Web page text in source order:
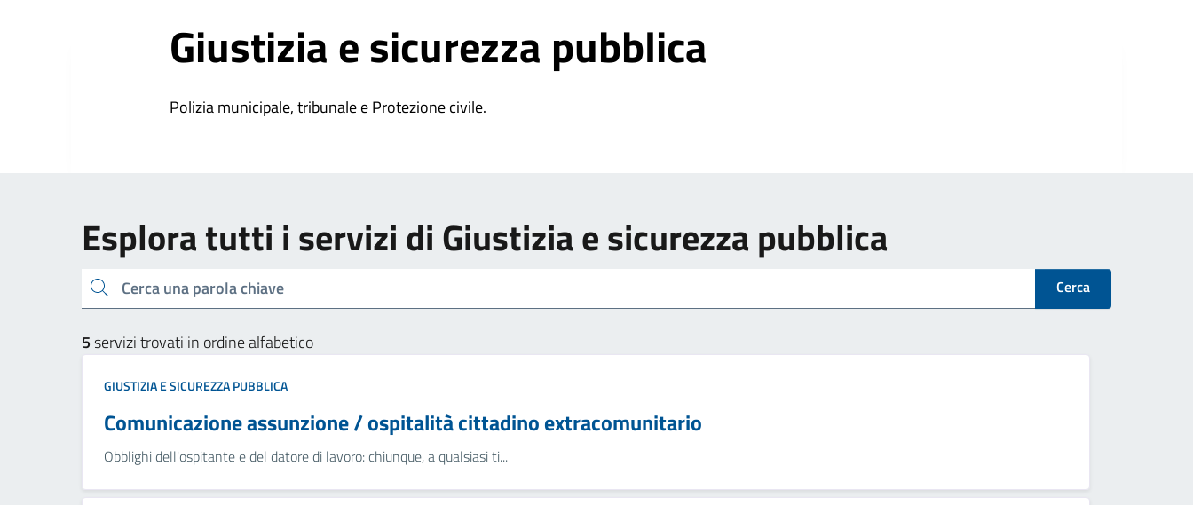
Giustizia e sicurezza pubblica
Polizia municipale, tribunale e Protezione civile.
Esplora tutti i servizi di Giustizia e sicurezza pubblica
Cerca una parola chiave Cerca
5servizi trovati in ordine alfabetico
GIUSTIZIA E SICUREZZA PUBBLICA
Comunicazione assunzione / ospitalità cittadino extracomunitario
Obblighi dell'ospitante e del datore di lavoro: chiunque, a qualsiasi ti...